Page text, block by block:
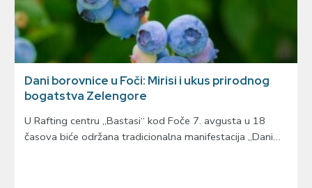
Dani borovnice u Foči: Mirisi i ukus prirodnog
bogatstva Zelengore
U Rafting centru „Bastasi“ kod Foče 7. avgusta u 18
časova biće održana tradicionalna manifestacija „Dani…